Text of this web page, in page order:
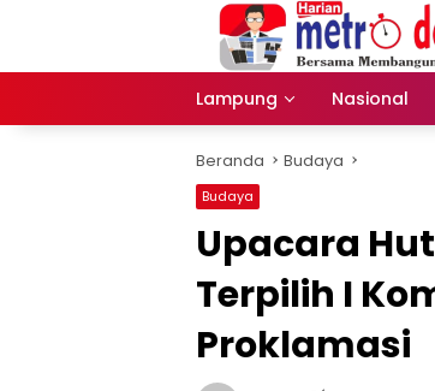
Lampung Nasional
Beranda Budaya
Budaya
Upacara Hut
Terpilih I
Proklamasi